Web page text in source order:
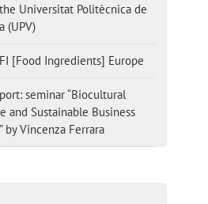
Universitat Politècnica de
(UPV)
[Food Ingredients] Europe
seminar “Biocultural
and Sustainable Business
by Vincenza Ferrara